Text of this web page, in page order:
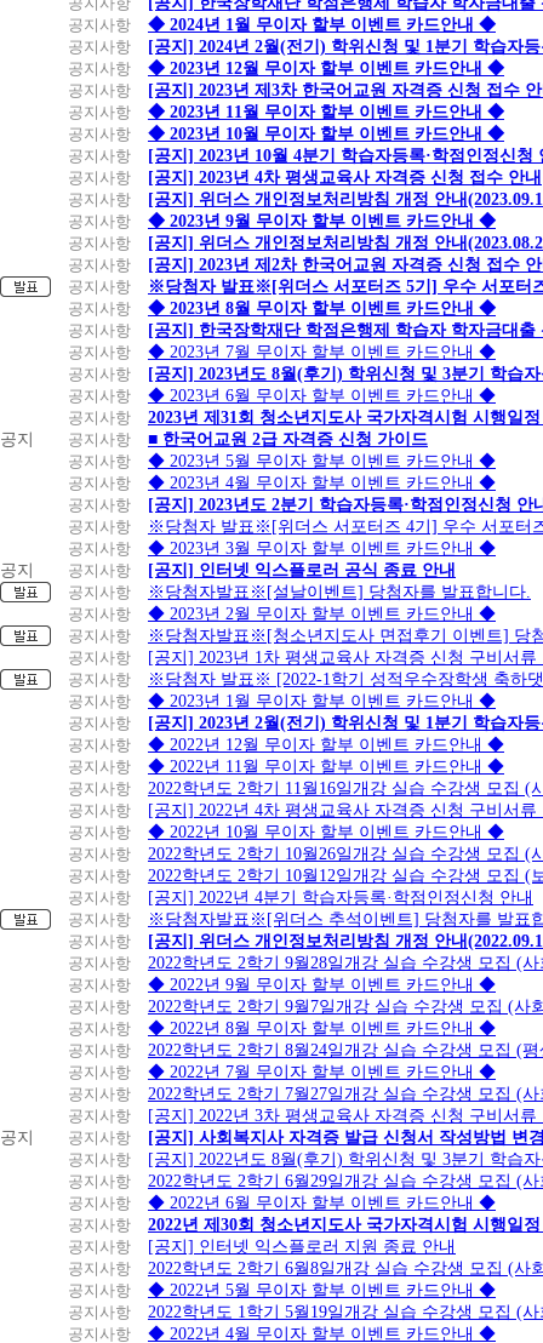
공지사항
◆ 2024년 1월 무이자 할부 이벤트 카드안내 ◆
공지사항
[공지] 2024년 2월(전기) 학위신청 및 1분기 학습자
공지사항
◆ 2023년 12월 무이자 할부 이벤트 카드안내 ◆
공지사항
[공지] 2023년 제3차 한국어교원 자격증 신청 접수
공지사항
◆ 2023년 11월 무이자 할부 이벤트 카드안내 ◆
공지사항
◆ 2023년 10월 무이자 할부 이벤트 카드안내 ◆
공지사항
[공지] 2023년 10월 4분기 학습자등록·학점인정신청
공지사항
[공지] 2023년 4차 평생교육사 자격증 신청 접수 안내
공지사항
[공지] 위더스 개인정보처리방침 개정 안내
공지사항
◆ 2023년 9월 무이자 할부 이벤트 카드안내 ◆
공지사항
[공지] 위더스 개인정보처리방침 개정 안내
공지사항
[공지] 2023년 제2차 한국어교원 자격증 신청 접수
공지사항
※당첨자 발표※[위더스 서포터즈 5기] 우수 서포터
공지사항
◆ 2023년 8월 무이자 할부 이벤트 카드안내 ◆
공지사항
[공지] 한국장학재단 학점은행제 학습자 학자금대출
공지사항
◆ 2023년 7월 무이자 할부 이벤트 카드안내 ◆
공지사항
[공지] 2023년도 8월(후기) 학위신청 및 3분기 학습
공지사항
◆ 2023년 6월 무이자 할부 이벤트 카드안내 ◆
공지사항
2023년 제31회 청소년지도사 국가자격시험 시행일
공지
공지사항
■ 한국어교원 2급 자격증 신청 가이드
공지사항
◆ 2023년 5월 무이자 할부 이벤트 카드안내 ◆
공지사항
◆ 2023년 4월 무이자 할부 이벤트 카드안내 ◆
공지사항
[공지] 2023년도 2분기 학습자등록·학점인정신청 안
공지사항
※당첨자 발표※[위더스 서포터즈 4기] 우수 서포터
공지사항
◆ 2023년 3월 무이자 할부 이벤트 카드안내 ◆
공지
공지사항
[공지] 인터넷 익스플로러 공식 종료 안내
공지사항
※당첨자발표※[설날이벤트] 당첨자를 발표합니다.
공지사항
◆ 2023년 2월 무이자 할부 이벤트 카드안내 ◆
공지사항
※당첨자발표※[청소년지도사 면접후기 이벤트] 당
공지사항
[공지] 2023년 1차 평생교육사 자격증 신청 구비서류
공지사항
※당첨자 발표※ [2022-1학기 성적우수장학생 축하
공지사항
◆ 2023년 1월 무이자 할부 이벤트 카드안내 ◆
공지사항
[공지] 2023년 2월(전기) 학위신청 및 1분기 학습자
공지사항
◆ 2022년 12월 무이자 할부 이벤트 카드안내 ◆
공지사항
◆ 2022년 11월 무이자 할부 이벤트 카드안내 ◆
공지사항
2022학년도 2학기 11월16일개강 실습 수강생 모집
공지사항
[공지] 2022년 4차 평생교육사 자격증 신청 구비서류
공지사항
◆ 2022년 10월 무이자 할부 이벤트 카드안내 ◆
공지사항
2022학년도 2학기 10월26일개강 실습 수강생 모집 (
공지사항
2022학년도 2학기 10월12일개강 실습 수강생 모집 (
공지사항
[공지] 2022년 4분기 학습자등록·학점인정신청 안내
공지사항
※당첨자발표※[위더스 추석이벤트] 당첨자를 발표
공지사항
[공지] 위더스 개인정보처리방침 개정 안내
공지사항
2022학년도 2학기 9월28일개강 실습 수강생 모집 (
공지사항
◆ 2022년 9월 무이자 할부 이벤트 카드안내 ◆
공지사항
2022학년도 2학기 9월7일개강 실습 수강생 모집 (사
공지사항
◆ 2022년 8월 무이자 할부 이벤트 카드안내 ◆
공지사항
2022학년도 2학기 8월24일개강 실습 수강생 모집 (
공지사항
◆ 2022년 7월 무이자 할부 이벤트 카드안내 ◆
공지사항
2022학년도 2학기 7월27일개강 실습 수강생 모집 (
공지사항
[공지] 2022년 3차 평생교육사 자격증 신청 구비서류
공지
공지사항
[공지] 사회복지사 자격증 발급 신청서 작성방법 변
공지사항
[공지] 2022년도 8월(후기) 학위신청 및 3분기 학습
공지사항
2022학년도 2학기 6월29일개강 실습 수강생 모집 (
공지사항
◆ 2022년 6월 무이자 할부 이벤트 카드안내 ◆
공지사항
2022년 제30회 청소년지도사 국가자격시험 시행일
공지사항
[공지] 인터넷 익스플로러 지원 종료 안내
공지사항
2022학년도 2학기 6월8일개강 실습 수강생 모집 (사
공지사항
◆ 2022년 5월 무이자 할부 이벤트 카드안내 ◆
공지사항
2022학년도 1학기 5월19일개강 실습 수강생 모집 (
공지사항
◆ 2022년 4월 무이자 할부 이벤트 카드안내 ◆